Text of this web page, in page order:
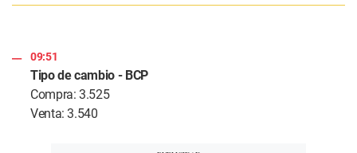
09:51
Tipo de cambio - BCP
Compra: 3.525
Venta: 3.540